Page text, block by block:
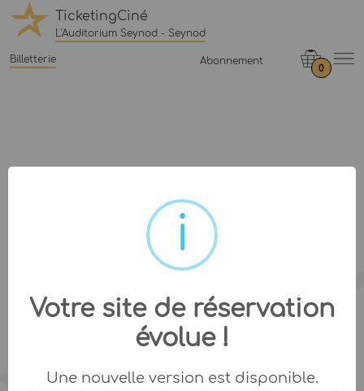
TicketingCiné
L'Auditorium Seynod - Seynod
Billetterie Abonnement
0
Votre site de réservation
évolue !
Une nouvelle version est disponible.